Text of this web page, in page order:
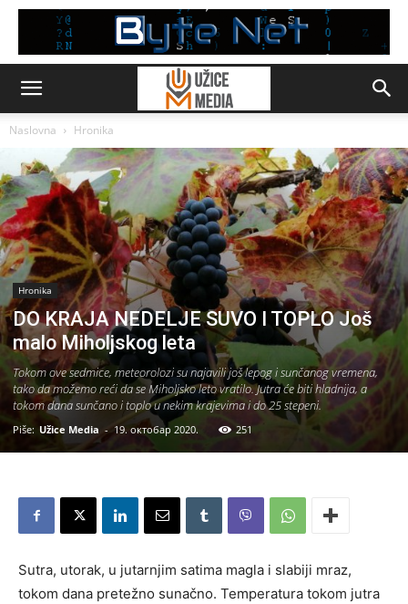
Naslovna Hronika
Hronika
DO KRAJA NEDELJE SUVO I TOPLO Još
malo Miholjskog leta
Tokom ove sedmice, meteorolozi su najavili još lepog i sunčanog vremena,
tako da možemo reći da se Miholjsko leto vratilo. Jutra će biti hladnija, a
tokom dana sunčano i toplo u nekim krajevima i do 25 stepeni.
Piše: Užice Media - 19. октобар 2020. 251
Sutra, utorak, u jutarnjim satima magla i slabiji mraz,
tokom dana pretežno sunačno. Temperatura tokom jutra